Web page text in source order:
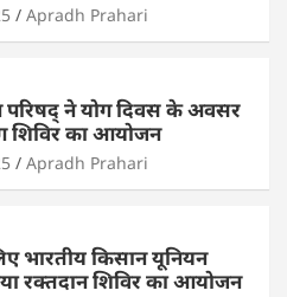
Apradh Prahari
परिषद् ने योग दिवस के अवसर
शिविर का आयोजन
Apradh Prahari
भारतीय किसान यूनियन
रक्तदान शिविर का आयोजन